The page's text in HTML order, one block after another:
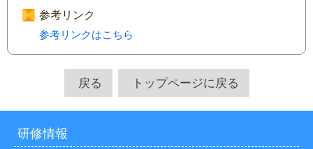
参考リンク
参考リンクはこちら
戻る トップページに戻る
研修情報